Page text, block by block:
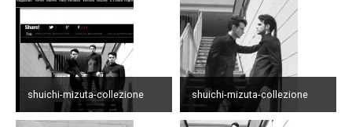
shuichi-mizuta-collezione shuichi-mizuta-collezione